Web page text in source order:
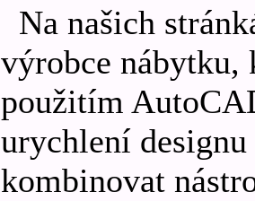
Na našich
výrobce nábytku,
použitím
urychlení
kombinovat